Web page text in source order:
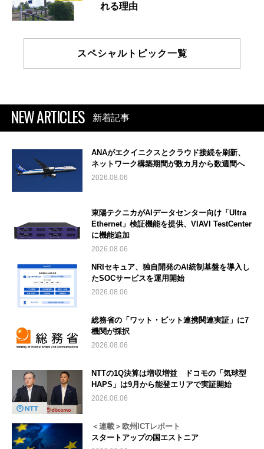
れる理由
スペシャルトピック一覧
NEW ARTICLES 新着記事
ANAがエクイニクスとクラウド接続を刷新、
ネットワーク構築期間が数カ月から数週間へ
2026.08.06
東陽テクニカがAIデータセンター向け「Ultra
Ethernet」検証機能を提供、VIAVI TestCenter
に機能追加
2026.08.06
NRIセキュア、独自開発のAI統制基盤を導入し
たSOCサービスを運用開始
2026.08.06
総務省の「ワット・ビット連携関連実証」に7
機関が採択
2026.08.06
NTTの1Q決算は増収増益 ドコモの「気球型
HAPS」は9月から能登エリアで実証開始
2026.08.06
＜連載＞欧州ICTレポート
スタートアップの国エストニア